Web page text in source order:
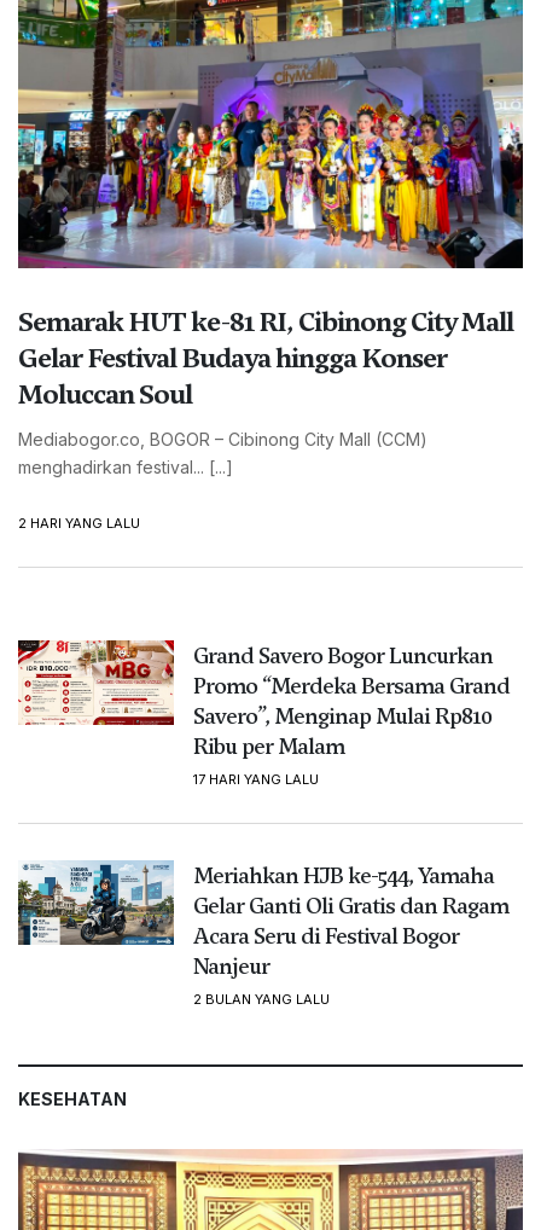
Semarak HUT ke-81 RI, Cibinong City Mall
Gelar Festival Budaya hingga Konser
Moluccan Soul
Mediabogor.co, BOGOR – Cibinong City Mall (CCM)
menghadirkan festival... [...]
2 HARI YANG LALU
Grand Savero Bogor Luncurkan
Promo “Merdeka Bersama Grand
Savero”, Menginap Mulai Rp810
Ribu per Malam
17 HARI YANG LALU
Meriahkan HJB ke-544, Yamaha
Gelar Ganti Oli Gratis dan Ragam
Acara Seru di Festival Bogor
Nanjeur
2 BULAN YANG LALU
KESEHATAN